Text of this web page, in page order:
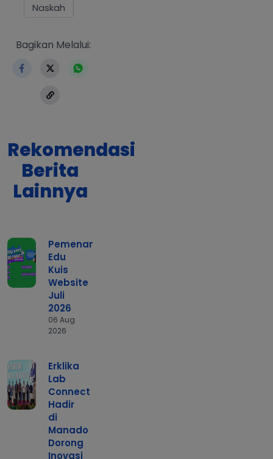
Naskah
https://www.erlangga.co.id/berita-event/
Bagikan Melalui:
Rekomendasi
Berita
Lainnya
Pemenang
Edu
Kuis
Website
Juli
2026
06 Aug
2026
Erklika
Lab
Connect
Hadir
di
Manado
Dorong
Inovasi